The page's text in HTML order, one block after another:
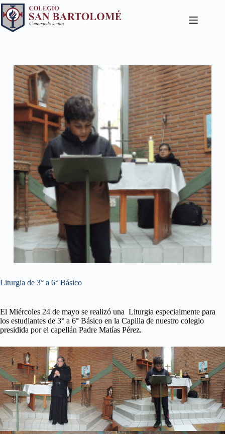
Liturgia de 3° a 6° Básico
El Miércoles 24 de mayo se realizó una Liturgia especialmente para
los estudiantes de 3° a 6° Básico en la Capilla de nuestro colegio
presidida por el capellán Padre Matías Pérez.